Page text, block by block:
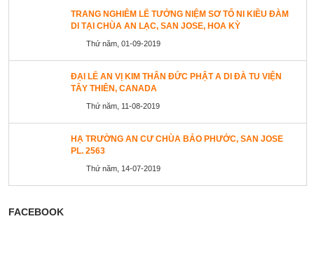
TRANG NGHIÊM LỄ TƯỞNG NIỆM SƠ TỔ NI KIỀU ĐÀM
DI TẠI CHÙA AN LẠC, SAN JOSE, HOA KỲ
Thứ năm, 01-09-2019
ĐẠI LỄ AN VỊ KIM THÂN ĐỨC PHẬT A DI ĐÀ TU VIỆN
TÂY THIÊN, CANADA
Thứ năm, 11-08-2019
HẠ TRƯỜNG AN CƯ CHÙA BẢO PHƯỚC, SAN JOSE
PL. 2563
Thứ năm, 14-07-2019
FACEBOOK